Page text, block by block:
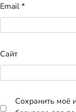
Email*
Сайт
Сохранить моё